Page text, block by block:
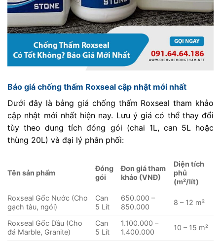
Báo giá chống thấm Roxseal cập nhật mới nhất
Dưới đây là bảng giá chống thấm Roxseal tham khảo
cập nhật mới nhất hiện nay. Lưu ý giá có thể thay đổi
tùy theo dung tích đóng gói (chai 1L, can 5L hoặc
thùng 20L) và đại lý phân phối:
Tên sản phẩm
Đóng
gói
Đơn giá tham
khảo (VNĐ)
Diện tích
phủ
(m²/lít)
Roxseal Gốc Nước (Cho
gạch tàu, ngói)
Can
5 Lít
650.000 –
850.000
8 – 12 m²
Roxseal Gốc Dầu (Cho
đá Marble, Granite)
Can
5 Lít
1.100.000 –
1.400.000
10 – 15 m²